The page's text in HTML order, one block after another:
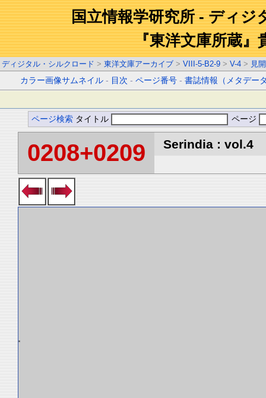
国立情報学研究所 - ディジ
『東洋文庫所蔵』
ディジタル・シルクロード > 東洋文庫アーカイブ > VIII-5-B2-9 > V-4 > 見
カラー画像サムネイル - 目次 -ページ番号 -書誌情報（メタデー
ページ検索 タイトル ページ
0208+0209 Serindia : vol.4